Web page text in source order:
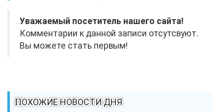
Уважаемый посетитель нашего сайта!
Комментарии к данной записи отсутсвуют.
Вы можете стать первым!
ПОХОЖИЕ НОВОСТИ ДНЯ